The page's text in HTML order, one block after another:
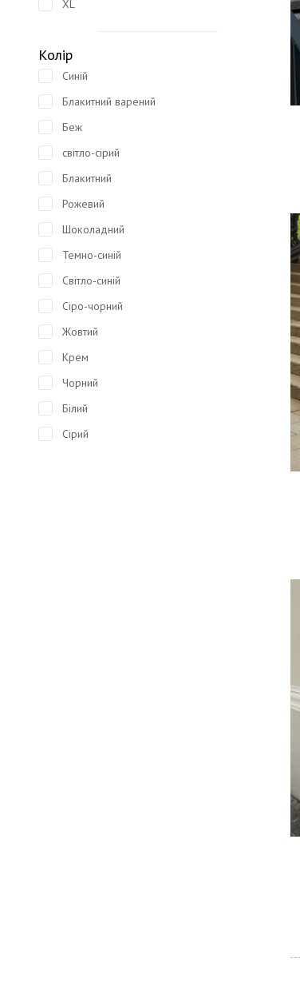
XL
Колір
Синій
Блакитний варений
Беж
світло-сірий
Блакитний
Рожевий
Шоколадний
Темно-синій
Світло-синій
Сіро-чорний
Жовтий
Крем
Чорний
Білий
Сірий